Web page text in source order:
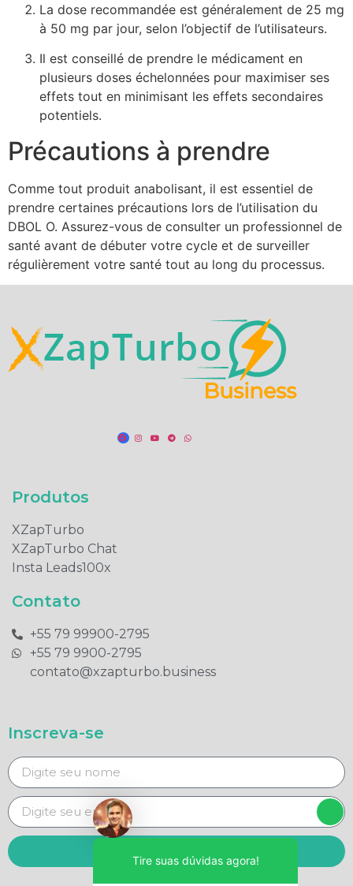
La dose recommandée est généralement de 25 mg
à 50 mg par jour, selon l’objectif de l’utilisateurs.
Il est conseillé de prendre le médicament en
plusieurs doses échelonnées pour maximiser ses
effets tout en minimisant les effets secondaires
potentiels.
Précautions à prendre
Comme tout produit anabolisant, il est essentiel de
prendre certaines précautions lors de l’utilisation du
DBOL O. Assurez-vous de consulter un professionnel de
santé avant de débuter votre cycle et de surveiller
régulièrement votre santé tout au long du processus.
Produtos​
XZapTurbo
XZapTurbo Chat
Insta Leads100x
Contato
+55 79 99900-2795​
+55 79 9900-2795​
contato@xzapturbo.business
Inscreva-se
Tire suas dúvidas agora!